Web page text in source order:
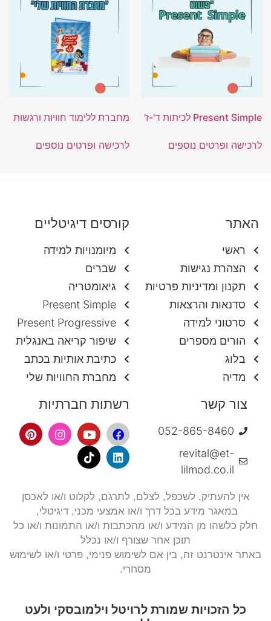
Present Simple לכיתות ד'-ז'
לרכישה ופרטים נוספים
מחברת ללימוד חוויות ורגשות
לרכישה ופרטים נוספים
האתר
ראשי
הצהרת נגישות
תקנון ומדיניות פרטיות
סדנאות והרצאות
סרטוני למידה
הורים מספרים
בלוג
מדיה
קורסים דיגיטליים
מיומנויות למידה
שברים
גיאומטריה
Present Simple
Present Progressive
שיפור קריאה באנגלית
כתיבת אותיות בכתב
מחברת החוויות שלי
צור קשר
052-865-8460
revital@et-
lilmod.co.il
רשתות חברתיות
אין להעתיק, לשכפל, לצלם, לתרגם, לקלוט ו/או לאכסן
במאגר מידע בכל דרך ו/או אמצעי מכני, דיגיטלי,
חלק כלשהו מן המידע ו/או מהכתבות ו/או התמונות ו/או כל
תוכן אחר שצורף ו/או נכלל
באתר אינטרנט זה, בין אם לשימוש פנימי, פרטי ו/או לשימוש
מסחרי.
כל הזכויות שמורת לרויטל וילמובסקי ולעט